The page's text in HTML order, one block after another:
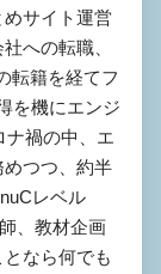
サイト運営
への転職、
転籍を経てフ
を機にエンジ
ナ禍の中、エ
つつ、約半
レベル
、教材企画
なら何でも